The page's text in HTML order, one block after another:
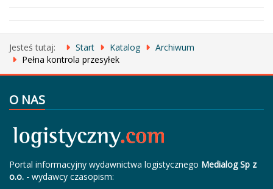
Jesteś tutaj: Start Katalog
Archiwum
Pełna kontrola przesyłek
O NAS
Portal informacyjny wydawnictwa logistycznego Medialog Sp z
o.o. - wydawcy czasopism: